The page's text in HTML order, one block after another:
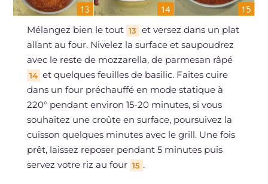
Mélangez bien le tout 13
et versez dans un plat
allant au four. Nivelez la surface et saupoudrez
avec le reste de mozzarella, de parmesan râpé
14 et quelques feuilles de basilic. Faites cuire
dans un four préchauffé en mode statique à
220° pendant environ 15-20 minutes, si vous
souhaitez une croûte en surface, poursuivez la
cuisson quelques minutes avec le grill. Une fois
prêt, laissez reposer pendant 5 minutes puis
servez votre riz au four 15 .